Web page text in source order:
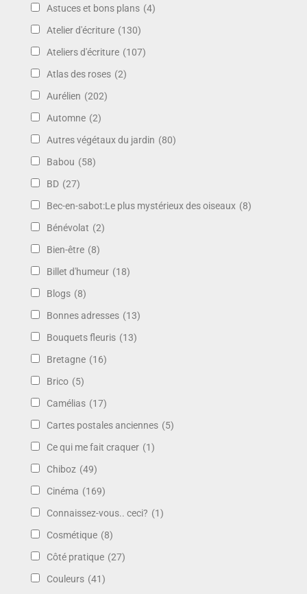
Astuces et bons plans (4)
Atelier d'écriture (130)
Ateliers d'écriture (107)
Atlas des roses (2)
Aurélien (202)
Automne (2)
Autres végétaux du jardin (80)
Babou (58)
BD (27)
Bec-en-sabot:Le plus mystérieux des oiseaux (8)
Bénévolat (2)
Bien-être (8)
Billet d'humeur (18)
Blogs (8)
Bonnes adresses (13)
Bouquets fleuris (13)
Bretagne (16)
Brico (5)
Camélias (17)
Cartes postales anciennes (5)
Ce qui me fait craquer (1)
Chiboz (49)
Cinéma (169)
Connaissez-vous.. ceci? (1)
Cosmétique (8)
Côté pratique (27)
Couleurs (41)